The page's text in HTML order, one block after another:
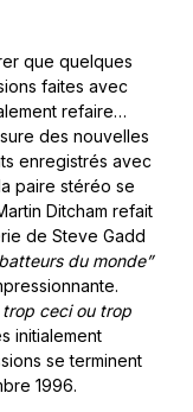
que quelques
faites avec
refaire…
des nouvelles
enregistrés avec
paire stéréo se
Ditcham refait
de Steve Gadd
du monde”
trop ceci ou trop
initialement
se terminent
1996.